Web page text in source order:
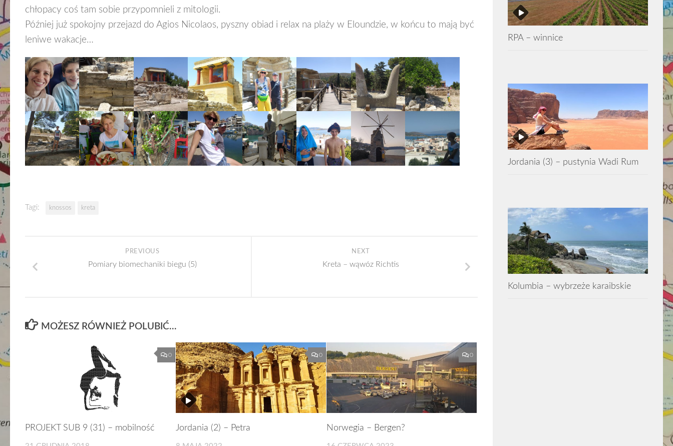
chłopacy coś tam sobie przypomnieli z mitologii.
Później już spokojny przejazd do Agios Nicolaos, pyszny obiad i relax na plaży w Eloundzie, w końcu to mają być
leniwe wakacje…
Tagi: knossos kreta
NEXT
Kreta – wąwóz Richtis
PREVIOUS
Pomiary biomechaniki biegu (5)
MOŻESZ RÓWNIEŻ POLUBIĆ…
0
PROJEKT SUB 9 (31) – mobilność
0
Jordania (2) – Petra
0
Norwegia – Bergen?
RPA – winnice
Jordania (3) – pustynia Wadi Rum
Kolumbia – wybrzeże karaibskie